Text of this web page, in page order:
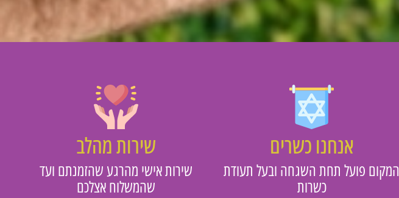
אנחנו כשרים
המקום פועל תחת השגחה ובעל תעודת
כשרות
שירות מהלב
שירות אישי מהרגע שהזמנתם ועד
שהמשלוח אצלכם